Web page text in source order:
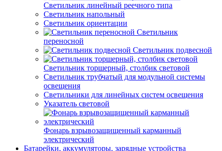
Светильник линейный реечного типа
Светильник напольный
Светильник ориентации
Светильник
переносной
Светильник подвесной
Светильник торшерный, столбик световой
Светильник трубчатый для модульной системы
освещения
Светильники для линейных систем освещения
Указатель световой
Фонарь взрывозащищенный карманный
электрический
Батарейки, аккумуляторы, зарядные устройства